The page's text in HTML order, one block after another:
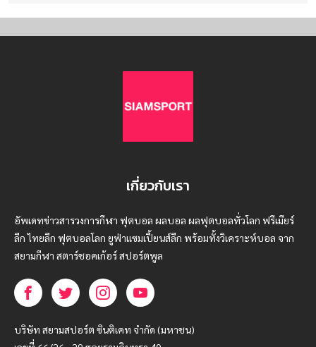
เกี่ยวกับเรา
อัพเดทข่าวสารวงการกีฬา ฟุตบอล ผลบอล ผลฟุตบอลทั่วโลก ฟรีเมียร์
ลีก ไทยลีก ฟุตบอลโลก ยูฟ่าแซมเปี้ยนส์ลีก พร้อมทั้งวิเคราะห์บอล จาก
สยามกีฬา สตาร์ชอคเก้อร์ สปอร์ตพูล
บริษัท สยามสปอร์ต ซินติเคท จำกัด (มหาชน)